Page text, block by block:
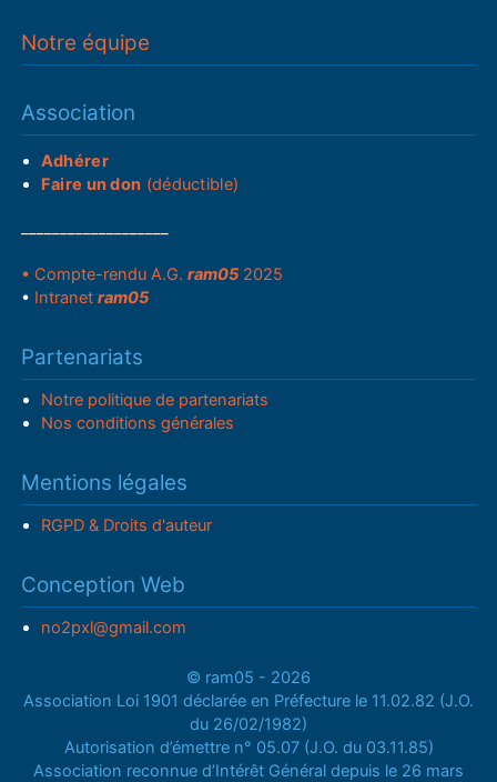
Notre équipe
Association
Adhérer
Faire un don (déductible)
• Compte-rendu A.G.ram05 2025
• Intranetram05
Partenariats
Notre politique de partenariats
Nos conditions générales
Mentions légales
RGPD & Droits d'auteur
Conception Web
no2pxl@gmail.com
© ram05 - 2026
Association Loi 1901 déclarée en Préfecture le 11.02.82 (J.O.
du 26/02/1982)
Autorisation d’émettre n° 05.07 (J.O. du 03.11.85)
Association reconnue d’Intérêt Général depuis le 26 mars